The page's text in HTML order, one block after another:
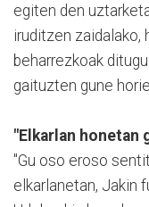
egiten den
iruditzen zaidalako,
beharrezkoak
gaituzten gune
"Elkarlan honetan
"Gu oso eroso
elkarlanetan, Jakin